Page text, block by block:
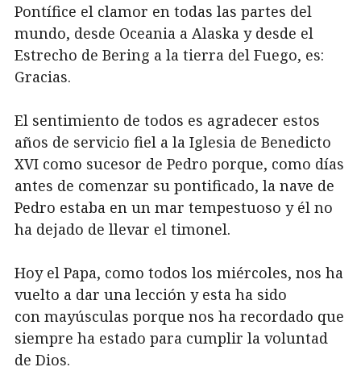
Pontífice el clamor en todas las partes del
mundo, desde Oceania a Alaska y desde el
Estrecho de Bering a la tierra del Fuego, es:
Gracias.
El sentimiento de todos es agradecer estos
años de servicio fiel a la Iglesia de Benedicto
XVI como sucesor de Pedro porque, como días
antes de comenzar su pontificado, la nave de
Pedro estaba en un mar tempestuoso y él no
ha dejado de llevar el timonel.
Hoy el Papa, como todos los miércoles, nos ha
vuelto a dar una lección y esta ha sido
con mayúsculas porque nos ha recordado que
siempre ha estado para cumplir la voluntad
de Dios.